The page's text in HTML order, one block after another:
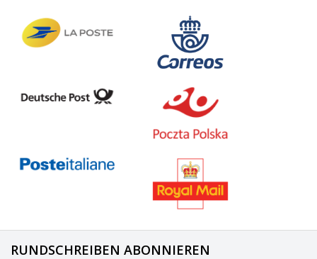
RUNDSCHREIBEN ABONNIEREN